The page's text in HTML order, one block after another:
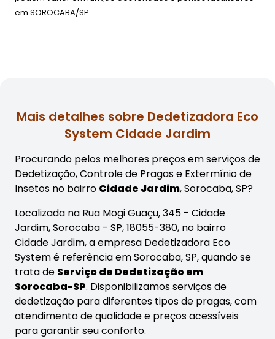
em SOROCABA/SP
Mais detalhes sobre Dedetizadora Eco
System Cidade Jardim
Procurando pelos melhores preços em serviços de
Dedetização, Controle de Pragas e Extermínio de
Insetos no bairro Cidade Jardim, Sorocaba, SP?
Localizada na Rua Mogi Guaçu, 345 - Cidade
Jardim, Sorocaba - SP, 18055-380, no bairro
Cidade Jardim, a empresa Dedetizadora Eco
System é referência em Sorocaba, SP, quando se
trata de Serviço de Dedetização em
Sorocaba-SP. Disponibilizamos serviços de
dedetização para diferentes tipos de pragas, com
atendimento de qualidade e preços acessíveis
para garantir seu conforto.